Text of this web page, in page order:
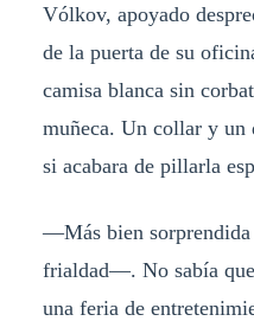
Vólkov, apoyado
de la puerta de su
camisa blanca sin
muñeca. Un collar y un
si acabara de pillarla
—Más bien
frialdad—. No sabía que
una feria de